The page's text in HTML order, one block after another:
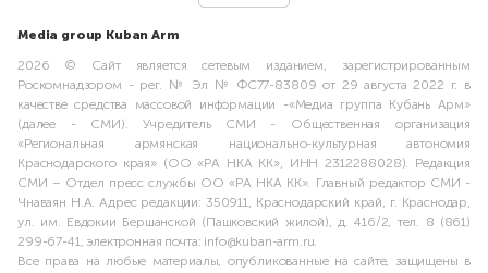
Media group Kuban Arm
2026 © Сайт является сетевым изданием, зарегистрированным
Роскомнадзором - рег. № Эл № ФС77-83809 от 29 августа 2022 г. в
качестве средства массовой информации -«Медиа группа Кубань Арм»
(далее - СМИ). Учредитель СМИ - Общественная организация
«Региональная армянская национально-культурная автономия
Краснодарского края» (ОО «РА НКА КК», ИНН 2312288028). Редакция
СМИ – Отдел пресс службы ОО «РА НКА КК». Главный редактор СМИ -
Чнаваян Н.А. Адрес редакции: 350911, Краснодарский край, г. Краснодар,
ул. им. Евдокии Бершанской (Пашковский жилой), д. 416/2, тел. 8 (861)
299-67-41, электронная почта: info@kuban-arm.ru.
Все права на любые материалы, опубликованные на сайте, защищены в